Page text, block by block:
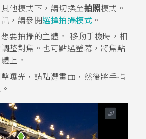
他模式下，請切換至拍照模式。
，請參閱選擇拍攝模式 。
要拍攝的主體。 移動手機時，相
整對焦。也可點選螢幕，將焦點
上。
曝光，請點選畫面，然後將手指